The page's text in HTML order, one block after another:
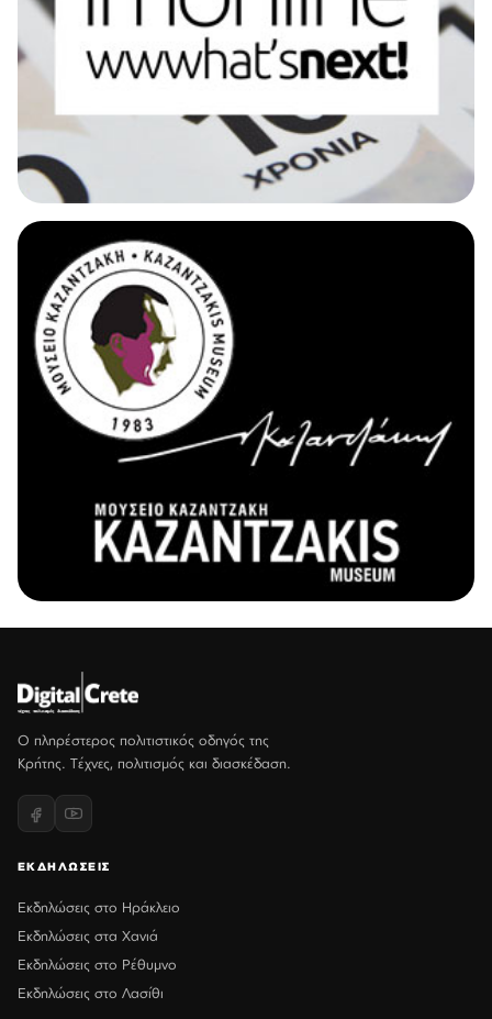
Ο πληρέστερος πολιτιστικός οδηγός της
Κρήτης. Τέχνες, πολιτισμός και διασκέδαση.
ΕΚΔΗΛΩΣΕΙΣ
Εκδηλώσεις στο Ηράκλειο
Εκδηλώσεις στα Χανιά
Εκδηλώσεις στο Ρέθυμνο
Εκδηλώσεις στο Λασίθι